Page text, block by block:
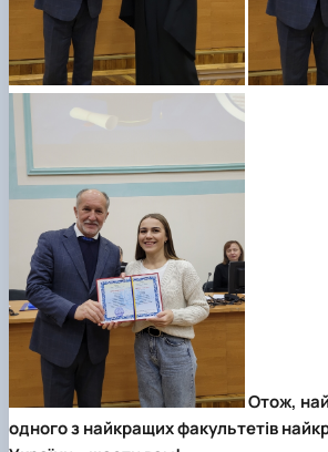
Отож,
одного з найкращих факультетів